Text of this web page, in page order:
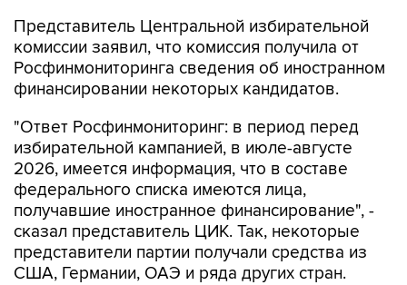
Представитель Центральной избирательной
комиссии заявил, что комиссия получила от
Росфинмониторинга сведения об иностранном
финансировании некоторых кандидатов.
"Ответ Росфинмониторинг: в период перед
избирательной кампанией, в июле-августе
2026, имеется информация, что в составе
федерального списка имеются лица,
получавшие иностранное финансирование", -
сказал представитель ЦИК. Так, некоторые
представители партии получали средства из
США, Германии, ОАЭ и ряда других стран.